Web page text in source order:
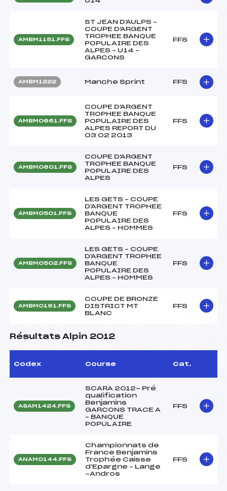
AMBM1151.FFS
ST JEAN D'AULPS –
COUPE D'ARGENT
TROPHEE BANQUE
POPULAIRE DES
ALPES – U14 –
GARCONS
FFS
AMBM1222 Manche Sprint FFS
AMBM0661.FFS
COUPE D'ARGENT
TROPHEE BANQUE
POPULAIRE DES
ALPES REPORT DU
03 02 2013
FFS
AMBM0601.FFS
COUPE D'ARGENT
TROPHEE BANQUE
POPULAIRE DES
ALPES
FFS
AMBM0501.FFS
LES GETS – COUPE
D'ARGENT TROPHEE
BANQUE
POPULAIRE DES
ALPES – HOMMES
FFS
AMBM0502.FFS
LES GETS – COUPE
D'ARGENT TROPHEE
BANQUE
POPULAIRE DES
ALPES – HOMMES
FFS
AMBM0191.FFS
COUPE DE BRONZE
DISTRICT MT
BLANC
FFS
Résultats Alpin 2012
Codex Course Cat.
ASAM1424.FFS
SCARA 2012- Pré
qualification
Benjamins
GARCONS TRACE A
– BANQUE
POPULAIRE
FFS
ANAM0144.FFS
Championnats de
France Benjamins
Trophée Caisse
d'Epargne – Lange
-Andros
FFS